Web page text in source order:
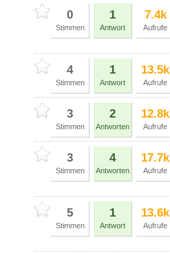
0
Stimmen
1
Antwort
7.4k
Aufrufe
4
Stimmen
1
Antwort
13.5k
Aufrufe
3
Stimmen
2
Antworten
12.8k
Aufrufe
3
Stimmen
4
Antworten
17.7k
Aufrufe
5
Stimmen
1
Antwort
13.6k
Aufrufe